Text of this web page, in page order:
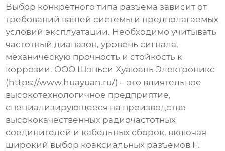
Выбор конкретного типа разъема зависит от
требований вашей системы и предполагаемых
условий эксплуатации. Необходимо учитывать
частотный диапазон, уровень сигнала,
механическую прочность и стойкость к
коррозии. ООО Шэньси Хуаюань Электроникс
( https://www.huayuan.ru/) – это влиятельное
высокотехнологичное предприятие,
специализирующееся на производстве
высококачественных радиочастотных
соединителей и кабельных сборок, включая
широкий выбор коаксиальных разъемов F.